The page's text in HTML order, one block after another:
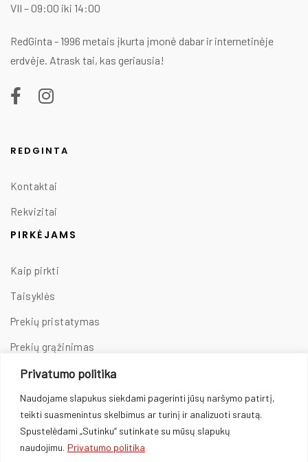
Privatumo politika
Naudojame slapukus siekdami pagerinti jūsų naršymo patirtį,
teikti suasmenintus skelbimus ar turinį ir analizuoti srautą.
Spustelėdami „Sutinku“ sutinkate su mūsų slapukų
naudojimu. Privatumo politika
VII – 09:00 iki 14:00
RedGinta - 1996 metais įkurta įmonė dabar ir internetinėje
erdvėje. Atrask tai, kas geriausia!
REDGINTA
Kontaktai
Rekvizitai
PIRKĖJAMS
Kaip pirkti
Taisyklės
Prekių pristatymas
Prekių grąžinimas
Privatumo politika
Slapukų naudojimas